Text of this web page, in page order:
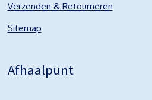
Verzenden & Retourneren
Sitemap
Afhaalpunt